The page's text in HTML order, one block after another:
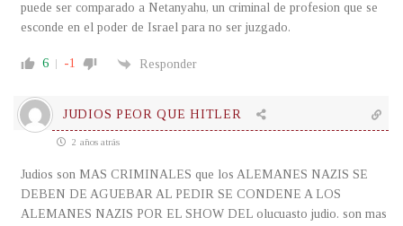
puede ser comparado a Netanyahu, un criminal de profesion que se
esconde en el poder de Israel para no ser juzgado.
6 -1 Responder
JUDIOS PEOR QUE HITLER
2 años atrás
Judios son MAS CRIMINALES que los ALEMANES NAZIS SE
DEBEN DE AGUEBAR AL PEDIR SE CONDENE A LOS
ALEMANES NAZIS POR EL SHOW DEL olucuasto judio. son mas